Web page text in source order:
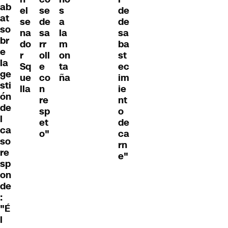
ab
at
so
br
e
la
ge
sti
ón
de
l
ca
so
re
sp
on
de
:
"É
l
el
se
na
do
r
Sq
ue
lla
se
de
sa
rr
oll
e
co
n
re
sp
et
o"
s
a
la
m
on
ta
ña
de
de
sa
ba
st
ec
im
ie
nt
o
de
ca
rn
e"